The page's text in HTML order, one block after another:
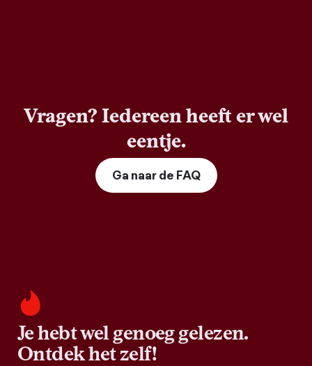
Vragen? Iedereen heeft er wel
eentje.
Ga naar de FAQ
Je hebt wel genoeg gelezen.
Ontdek het zelf!